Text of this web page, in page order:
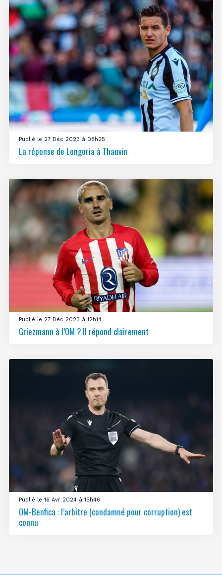
Publié le 27 Déc 2023 à 08h25
La réponse de Longoria à Thauvin
Publié le 27 Déc 2023 à 12h14
Griezmann à l’OM ? Il répond clairement
Publié le 16 Avr 2024 à 15h46
OM-Benfica : l’arbitre (condamné pour corruption) est
connu